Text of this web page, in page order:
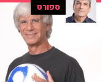
ספורט